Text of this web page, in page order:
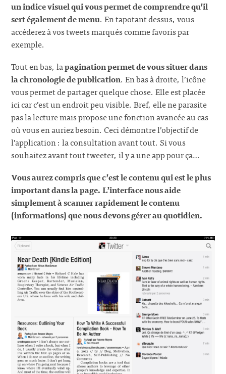
un indice visuel qui vous permet de comprendre qu’il
sert également de menu. En tapotant dessus, vous
accéderez à vos tweets marqués comme favoris par
exemple.
Tout en bas, lapagination permet de vous situer dans
la chronologie de publication. En bas à droite, l’icône
vous permet de partager quelque chose. Elle est placée
ici car c’est un endroit peu visible. Bref, elle ne parasite
pas la lecture mais propose une fonction avancée au cas
où vous en auriez besoin. Ceci démontre l’objectif de
l’application : la consultation avant tout. Si vous
souhaitez avant tout tweeter, il y a une app pour ça…
Vous aurez compris que c’est le contenu qui est le plus
important dans la page. L’interface nous aide
simplement à scanner rapidement le contenu
(informations) que nous devons gérer au quotidien.